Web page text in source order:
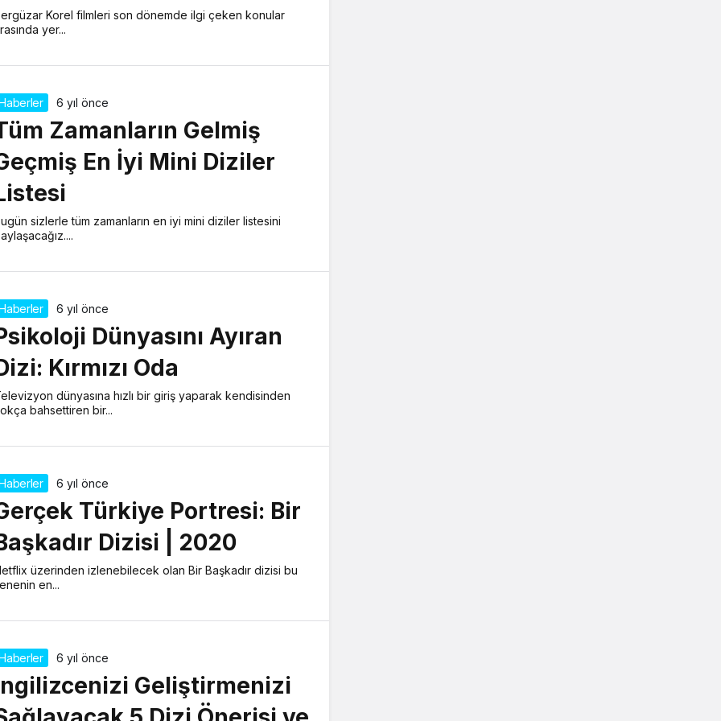
Korel filmleri son dönemde ilgi çeken konular
yer...
6 yıl önce
Zamanların Gelmiş
En İyi Mini Diziler
sizlerle tüm zamanların en iyi mini diziler listesini
6 yıl önce
Dünyasını Ayıran
Kırmızı Oda
dünyasına hızlı bir giriş yaparak kendisinden
bahsettiren bir...
6 yıl önce
Türkiye Portresi: Bir
Dizisi | 2020
üzerinden izlenebilecek olan Bir Başkadır dizisi bu
en...
6 yıl önce
Geliştirmenizi